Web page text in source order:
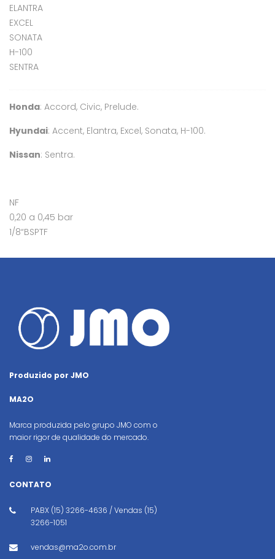
ELANTRA
EXCEL
SONATA
H-100
SENTRA
Honda: Accord, Civic, Prelude.
Hyundai: Accent, Elantra, Excel, Sonata, H-100.
Nissan: Sentra.
NF
0,20 a 0,45 bar
1/8“BSPTF
Produzido por JMO
MA2O
Marca produzida pelo grupo JMO com o
maior rigor de qualidade do mercado.
CONTATO
PABX (15) 3266-4636 / Vendas (15)
3266-1051
vendas@ma2o.com.br